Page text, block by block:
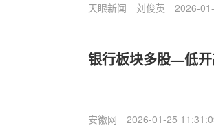
天眼新闻 刘俊英 2026-
银行板块多股—低
安徽网 2026-01-25